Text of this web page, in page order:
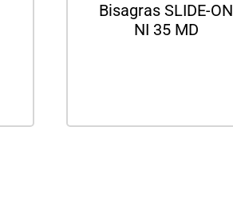
Bisagras SLIDE-ON
NI 35 MD